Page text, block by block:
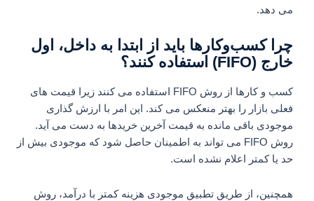
می دهد.
چرا کسب‌وکارها باید از ابتدا به داخل، اول
خارج (FIFO) استفاده کنند؟
کسب و کارها از روش FIFO استفاده می کنند زیرا قیمت های
فعلی بازار را بهتر منعکس می کند. این امر با ارزش گذاری
موجودی باقی مانده به قیمت آخرین خریدها به دست می آید.
روش FIFO می تواند به اطمینان حاصل شود که موجودی بیش از
حد یا کمتر اعلام نشده است.
همچنین، از طریق تطبیق موجودی هزینه کمتر با درآمد، روش